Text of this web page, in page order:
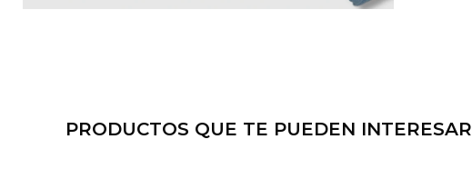
PRODUCTOS QUE TE PUEDEN INTERESAR